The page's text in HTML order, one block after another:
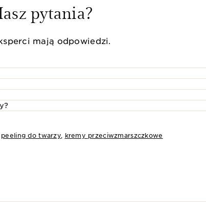
pytania?
mają odpowiedzi.
peeling do twarzy, kremy przeciwzmarszczkowe